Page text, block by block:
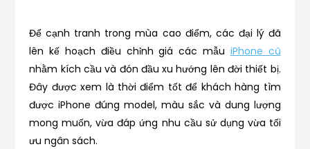
Để cạnh tranh trong mùa cao điểm, các đại lý đã
lên kế hoạch điều chỉnh giá các mẫu iPhone cũ
nhằm kích cầu và đón đầu xu hướng lên đời thiết bị.
Đây được xem là thời điểm tốt để khách hàng tìm
được iPhone đúng model, màu sắc và dung lượng
mong muốn, vừa đáp ứng nhu cầu sử dụng vừa tối
ưu ngân sách.